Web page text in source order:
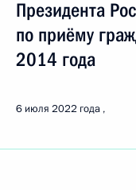
Президента
по приёму
2014 года
6 июля 2022 года